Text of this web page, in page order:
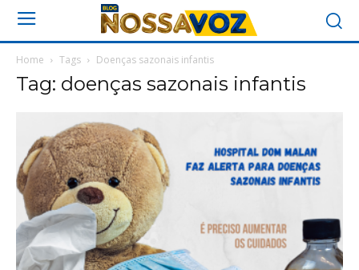
Home Tags Doenças sazonais infantis
Tag: doenças sazonais infantis